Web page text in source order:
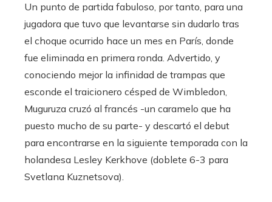
Un punto de partida fabuloso, por tanto, para una
jugadora que tuvo que levantarse sin dudarlo tras
el choque ocurrido hace un mes en París, donde
fue eliminada en primera ronda. Advertido, y
conociendo mejor la infinidad de trampas que
esconde el traicionero césped de Wimbledon,
Muguruza cruzó al francés -un caramelo que ha
puesto mucho de su parte- y descartó el debut
para encontrarse en la siguiente temporada con la
holandesa Lesley Kerkhove (doblete 6-3 para
Svetlana Kuznetsova).